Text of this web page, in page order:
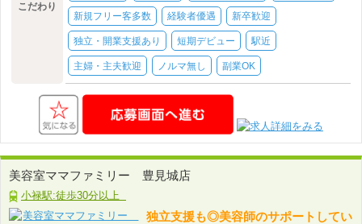
こだわり
新規フリー客多数 経験者優遇 新卒歓迎
独立・開業支援あり 短期デビュー 駅近
主婦・主夫歓迎 ノルマ無し 副業OK
美容室ママファミリー 豊見城店
小禄駅:徒歩30分以上
独立支援も◎美容師のサポートしてい